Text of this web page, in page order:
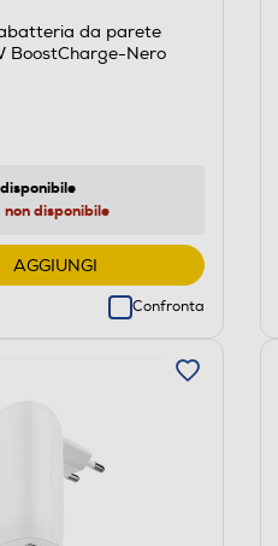
da parete
BoostCharge-Nero
disponibile
non disponibile
AGGIUNGI
Confronta